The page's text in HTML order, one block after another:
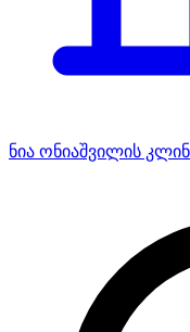
ნია ონიაშვილის